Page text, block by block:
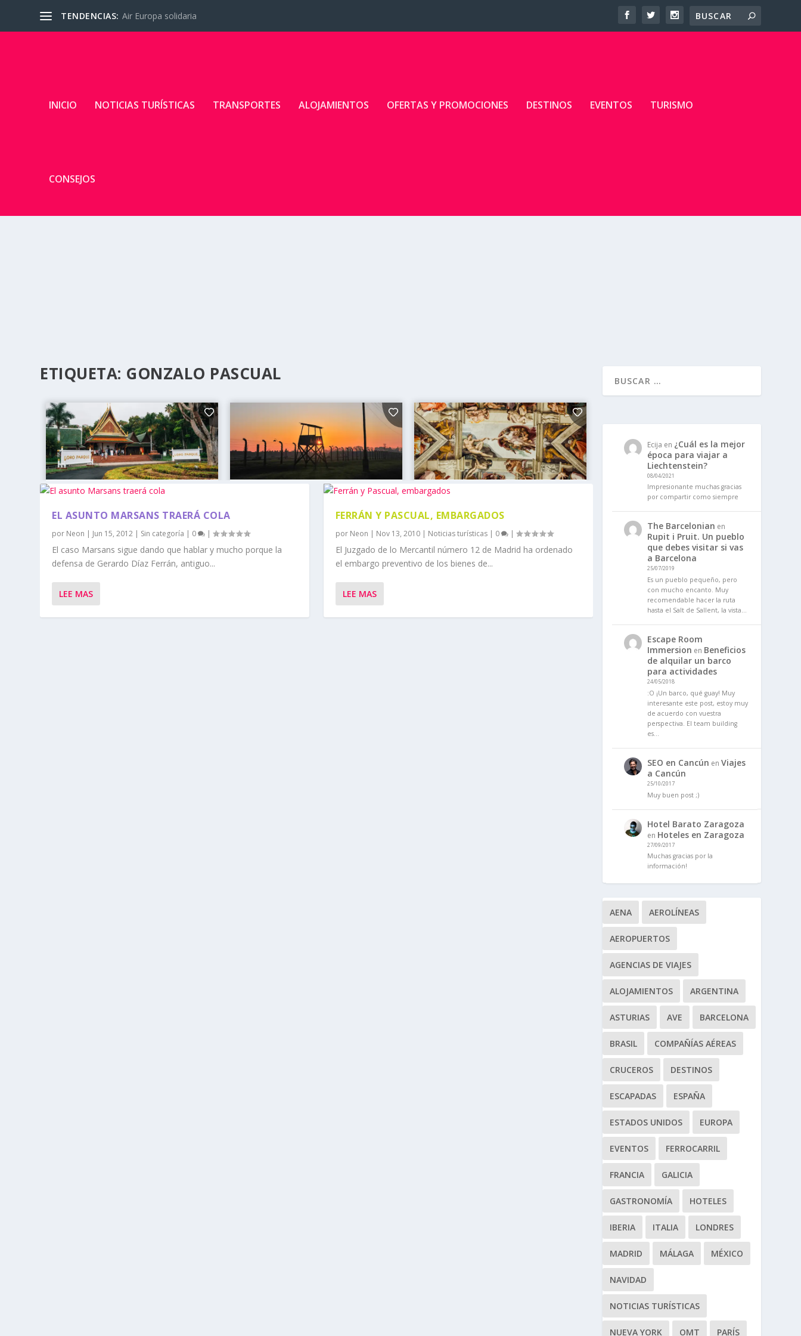
TENDENCIAS: Air Europa solidaria
INICIO NOTICIAS TURÍSTICAS TRANSPORTES ALOJAMIENTOS OFERTAS Y PROMOCIONES DESTINOS EVENTOS TURISMO
CONSEJOS
ETIQUETA: GONZALO PASCUAL
EL ASUNTO MARSANS TRAERÁ COLA
por Neon | Jun 15, 2012 | Sin categoría | 0 |
El caso Marsans sigue dando que hablar y mucho porque la
defensa de Gerardo Díaz Ferrán, antiguo...
LEE MAS
FERRÁN Y PASCUAL, EMBARGADOS
por Neon | Nov 13, 2010| Noticias turísticas| 0 |
El Juzgado de lo Mercantil número 12 de Madrid ha ordenado
el embargo preventivo de los bienes de...
LEE MAS
Ecija en ¿Cuál es la mejor
época para viajar a
Liechtenstein?
08/04/2021
Impresionante muchas gracias
por compartir como siempre
The Barcelonian en
Rupit i Pruit. Un pueblo
que debes visitar si vas
a Barcelona
25/07/2019
Es un pueblo pequeño, pero
con mucho encanto. Muy
recomendable hacer la ruta
hasta el Salt de Sallent, la vista…
Escape Room
Immersion en Beneficios
de alquilar un barco
para actividades
24/05/2018
:O ¡Un barco, qué guay! Muy
interesante este post, estoy muy
de acuerdo con vuestra
perspectiva. El team building
es…
SEO en Cancún en Viajes
a Cancún
25/10/2017
Muy buen post ;)
Hotel Barato Zaragoza
en Hoteles en Zaragoza
27/09/2017
Muchas gracias por la
información!
AENA AEROLÍNEAS
AEROPUERTOS
AGENCIAS DE VIAJES
ALOJAMIENTOS ARGENTINA
ASTURIAS AVE BARCELONA
BRASIL COMPAÑÍAS AÉREAS
CRUCEROS DESTINOS
ESCAPADAS ESPAÑA
ESTADOS UNIDOS EUROPA
EVENTOS FERROCARRIL
FRANCIA GALICIA
GASTRONOMÍA HOTELES
IBERIA ITALIA LONDRES
MADRID MÁLAGA MÉXICO
NAVIDAD
NOTICIAS TURÍSTICAS
NUEVA YORK OMT PARÍS